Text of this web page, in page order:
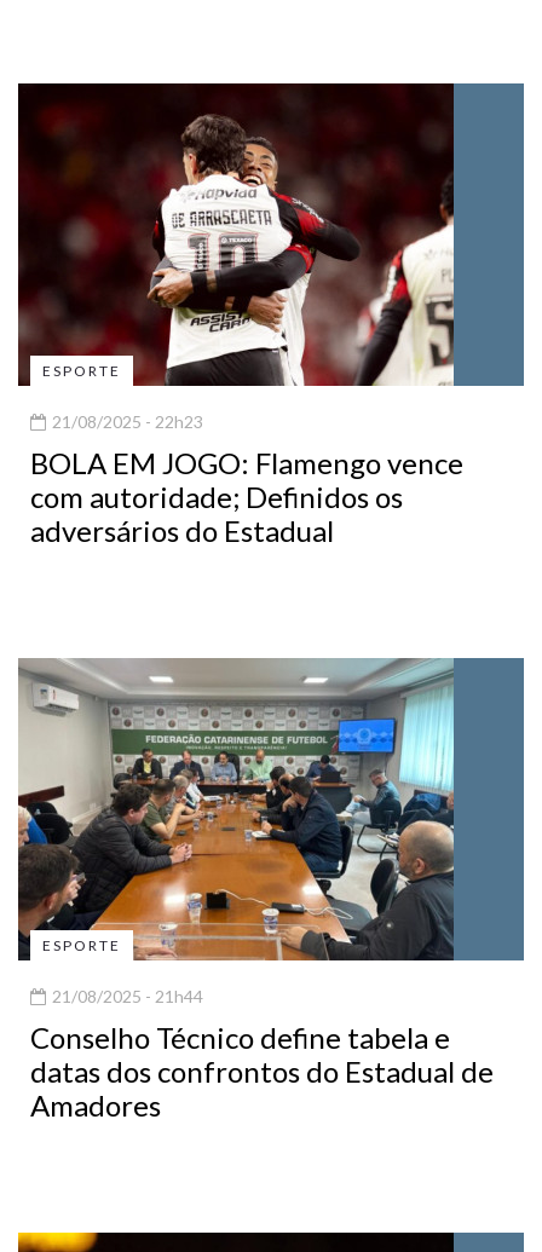
ESPORTE
21/08/2025 - 22h23
BOLA EM JOGO: Flamengo vence
com autoridade; Definidos os
adversários do Estadual
ESPORTE
21/08/2025 - 21h44
Conselho Técnico define tabela e
datas dos confrontos do Estadual de
Amadores